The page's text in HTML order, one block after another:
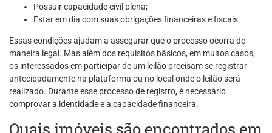
Possuir capacidade civil plena;
Estar em dia com suas obrigações financeiras e fiscais.
Essas condições ajudam a assegurar que o processo ocorra de
maneira legal. Mas além dos requisitos básicos, em muitos casos,
os interessados em participar de um leilão precisam se registrar
antecipadamente na plataforma ou no local onde o leilão será
realizado. Durante esse processo de registro, é necessário
comprovar a identidade e a capacidade financeira.
Quais imóveis são encontrados em